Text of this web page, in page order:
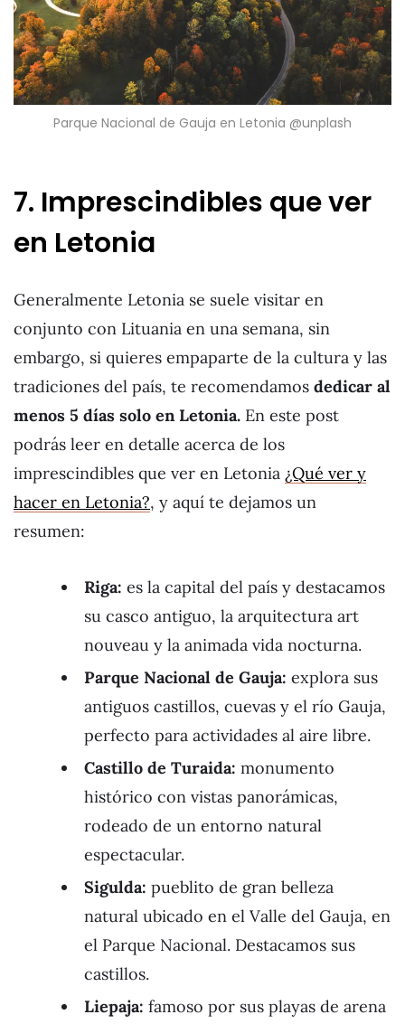
Parque Nacional de Gauja en Letonia @unplash
7. Imprescindibles que ver
en Letonia
Generalmente Letonia se suele visitar en
conjunto con Lituania en una semana, sin
embargo, si quieres empaparte de la cultura y las
tradiciones del país, te recomendamos dedicar al
menos 5 días solo en Letonia. En este post
podrás leer en detalle acerca de los
imprescindibles que ver en Letonia ¿Qué ver y
hacer en Letonia?, y aquí te dejamos un
resumen:
Riga: es la capital del país y destacamos
su casco antiguo, la arquitectura art
nouveau y la animada vida nocturna.
Parque Nacional de Gauja: explora sus
antiguos castillos, cuevas y el río Gauja,
perfecto para actividades al aire libre.
Castillo de Turaida: monumento
histórico con vistas panorámicas,
rodeado de un entorno natural
espectacular.
Sigulda: pueblito de gran belleza
natural ubicado en el Valle del Gauja, en
el Parque Nacional. Destacamos sus
castillos.
Liepaja: famoso por sus playas de arena